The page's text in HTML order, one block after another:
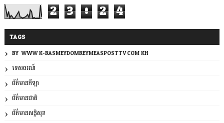
2 3 0 2 4
TAGS
BY: WWW.K-RASMEYDOMREYMEASPOSTTV.COM.KH
ទេសចរណ៍
ព័ត៌មានកីឡា
ព័ត៌មានជាតិ
ព័ត៌មានសន្តិសុខ